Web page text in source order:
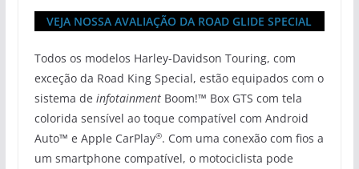
VEJA NOSSA AVALIAÇÃO DA ROAD GLIDE SPECIAL
Todos os modelos Harley-Davidson Touring, com
exceção da Road King Special, estão equipados com o
sistema de infotainmentBoom!™ Box GTS com tela
colorida sensível ao toque compatível com Android
Auto™ e Apple CarPlay®. Com uma conexão com fios a
um smartphone compatível, o motociclista pode